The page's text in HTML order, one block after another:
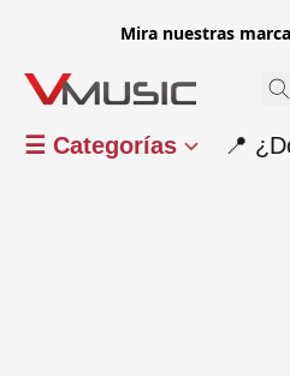
Mira nuestras
☰ Categorías 📍